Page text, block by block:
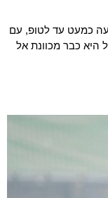
הגיעה כמעט עד לטופ, עם
היא כבר מכוונת אל